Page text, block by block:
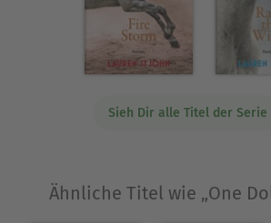
Sieh Dir alle Titel der Serie
Ähnliche Titel wie „One